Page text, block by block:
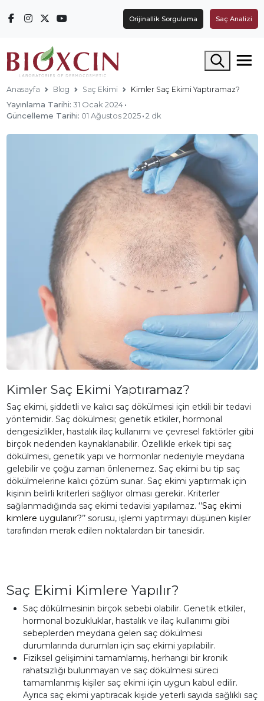
Orijinallik Sorgulama Saç Analizi
Arama yap
Anasayfa Blog Saç Ekimi Kimler Saç Ekimi Yaptıramaz?
Yayınlama Tarihi: 31 Ocak 2024 ·
Güncelleme Tarihi: 01 Ağustos 2025 ·2 dk
Kimler Saç Ekimi Yaptıramaz?
Saç ekimi, şiddetli ve kalıcı saç dökülmesi için etkili bir tedavi
yöntemidir. Saç dökülmesi; genetik etkiler, hormonal
dengesizlikler, hastalık ilaç kullanımı ve çevresel faktörler gibi
birçok nedenden kaynaklanabilir. Özellikle erkek tipi saç
dökülmesi, genetik yapı ve hormonlar nedeniyle meydana
gelebilir ve çoğu zaman önlenemez. Saç ekimi bu tip saç
dökülmelerine kalıcı çözüm sunar. Saç ekimi yaptırmak için
kişinin belirli kriterleri sağlıyor olması gerekir. Kriterler
sağlanmadığında saç ekimi tedavisi yapılamaz. ‘’Saç ekimi
kimlere uygulanır?’’ sorusu, işlemi yaptırmayı düşünen kişiler
tarafından merak edilen noktalardan bir tanesidir.
Saç Ekimi Kimlere Yapılır?
Saç dökülmesinin birçok sebebi olabilir. Genetik etkiler,
hormonal bozukluklar, hastalık ve ilaç kullanımı gibi
sebeplerden meydana gelen saç dökülmesi
durumlarında durumları için saç ekimi yapılabilir.
Fiziksel gelişimini tamamlamış, herhangi bir kronik
rahatsızlığı bulunmayan ve saç dökülmesi süreci
tamamlanmış kişiler saç ekimi için uygun kabul edilir.
Ayrıca saç ekimi yaptıracak kişide yeterli sayıda sağlıklı saç